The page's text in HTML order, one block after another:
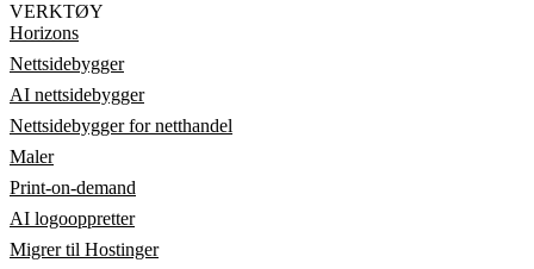
VERKTØY
Horizons
Nettsidebygger
AI nettsidebygger
Nettsidebygger for netthandel
Maler
Print-on-demand
AI logooppretter
Migrer til Hostinger